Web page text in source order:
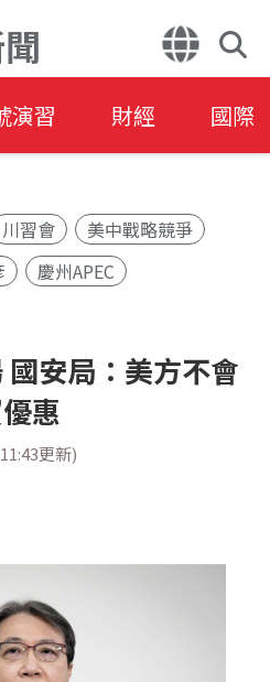
演習 財經 國際
川習會
美中戰略競爭
慶州APEC
安局：美方不會
惠
更新)